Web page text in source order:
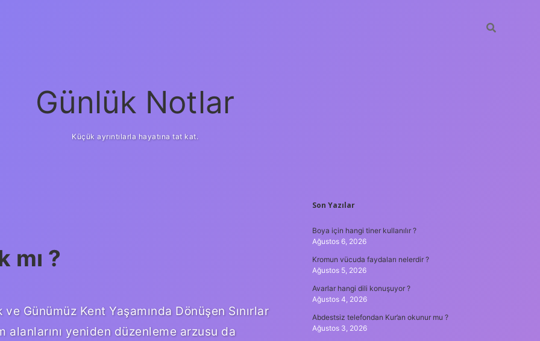
Günlük Notlar
Küçük ayrıntılarla hayatına tat kat.
mı ?
Günümüz Kent Yaşamında Dönüşen Sınırlar
yeniden düzenleme arzusu da
SIDEBAR
Son Yazılar
Boya için hangi tiner kullanılır ?
Ağustos 6, 2026
Kromun vücuda faydaları nelerdir ?
Ağustos 5, 2026
Avarlar hangi dili konuşuyor ?
Ağustos 4, 2026
Abdestsiz telefondan Kur’an okunur mu ?
Ağustos 3, 2026